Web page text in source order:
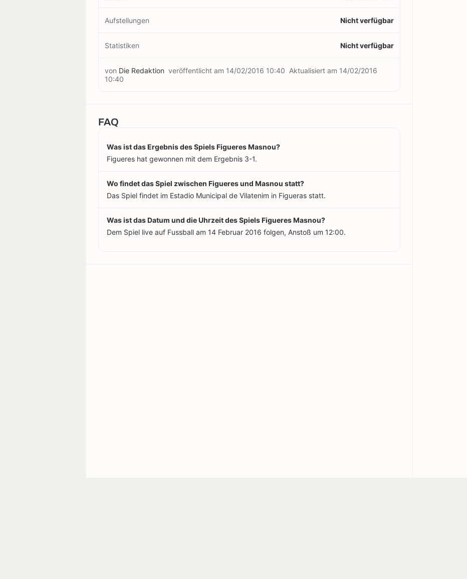
Aufstellungen Nicht verfügbar
Statistiken Nicht verfügbar
von Die Redaktion veröffentlicht am 14/02/2016 10:40 Aktualisiert am 14/02/2016
10:40
FAQ
Was ist das Ergebnis des Spiels Figueres Masnou?
Figueres hat gewonnen mit dem Ergebnis 3-1.
Wo findet das Spiel zwischen Figueres und Masnou statt?
Das Spiel findet im Estadio Municipal de Vilatenim in Figueras statt.
Was ist das Datum und die Uhrzeit des Spiels Figueres Masnou?
Dem Spiel live auf Fussball am 14 Februar 2016 folgen, Anstoß um 12:00.